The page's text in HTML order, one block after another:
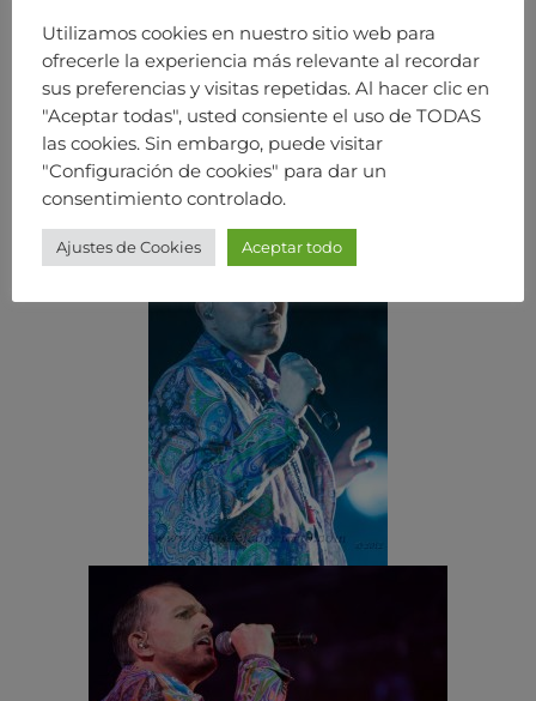
Utilizamos cookies en nuestro sitio web para
ofrecerle la experiencia más relevante al recordar
sus preferencias y visitas repetidas. Al hacer clic en
"Aceptar todas", usted consiente el uso de TODAS
las cookies. Sin embargo, puede visitar
"Configuración de cookies" para dar un
consentimiento controlado.
Ajustes de Cookies Aceptar todo